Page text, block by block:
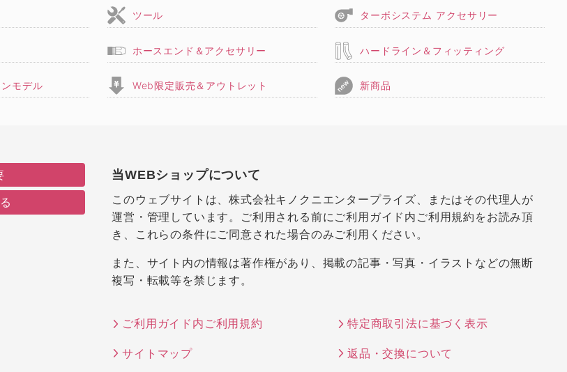
ツール ターボシステム アクセサリー
ホースエンド＆アクセサリー ハードライン＆フィッティング
モデル Web限定販売＆アウトレット 新商品
当WEBショップについて
このウェブサイトは、株式会社キノクニエンタープライズ、またはその代理人が
運営・管理しています。ご利用される前にご利用ガイド内ご利用規約をお読み頂
き、これらの条件にご同意された場合のみご利用ください。
また、サイト内の情報は著作権があり、掲載の記事・写真・イラストなどの無断
複写・転載等を禁じます。
ご利用ガイド内ご利用規約 特定商取引法に基づく表示
サイトマップ 返品・交換について